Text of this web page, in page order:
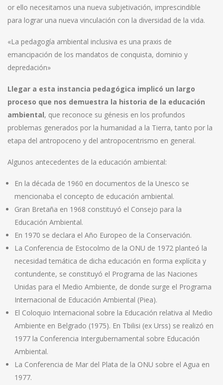
or ello necesitamos una nueva subjetivación, imprescindible
para lograr una nueva vinculación con la diversidad de la vida.
«La pedagogía ambiental inclusiva es una praxis de
emancipación de los mandatos de conquista, dominio y
depredación»
Llegar a esta instancia pedagógica implicó un largo
proceso que nos demuestra la historia de la educación
ambiental, que reconoce su génesis en los profundos
problemas generados por la humanidad a la Tierra, tanto por la
etapa del antropoceno y del antropocentrismo en general.
Algunos antecedentes de la educación ambiental:
En la década de 1960 en documentos de la Unesco se
mencionaba el concepto de educación ambiental.
Gran Bretaña en 1968 constituyó el Consejo para la
Educación Ambiental.
En 1970 se declara el Año Europeo de la Conservación.
La Conferencia de Estocolmo de la ONU de 1972 planteó la
necesidad temática de dicha educación en forma explícita y
contundente, se constituyó el Programa de las Naciones
Unidas para el Medio Ambiente, de donde surge el Programa
Internacional de Educación Ambiental (Piea).
El Coloquio Internacional sobre la Educación relativa al Medio
Ambiente en Belgrado (1975). En Tbilisi (ex Urss) se realizó en
1977 la Conferencia Intergubernamental sobre Educación
Ambiental.
La Conferencia de Mar del Plata de la ONU sobre el Agua en
1977.